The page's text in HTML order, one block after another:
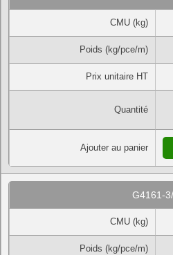
CMU (kg)
Poids (kg/pce/m)
Prix unitaire HT
Quantité
Ajouter au panier
G4161-
CMU (kg)
Poids (kg/pce/m)